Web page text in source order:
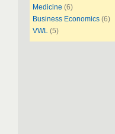
Medicine (6)
Business Economics (6)
VWL (5)